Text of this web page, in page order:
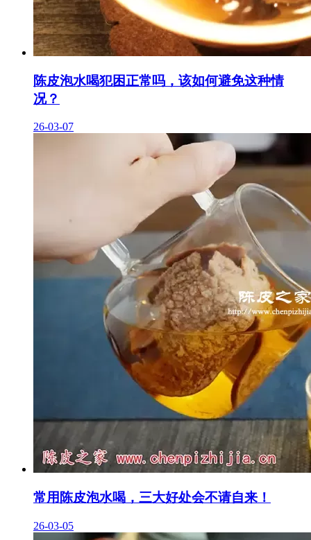
陈皮泡水喝犯困正常吗，该如何避免这种情
况？
26-03-07
常用陈皮泡水喝，三大好处会不请自来！
26-03-05